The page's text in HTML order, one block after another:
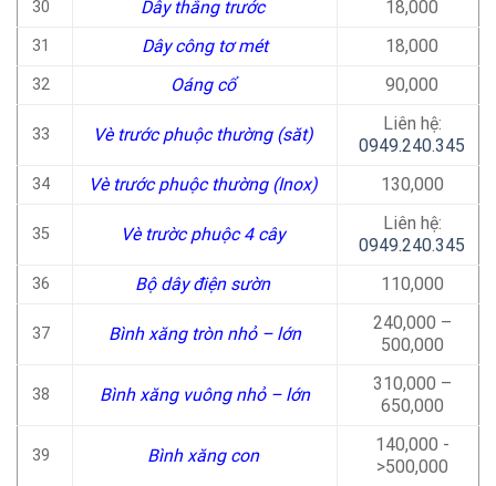
30 Dây thắng trước 18,000
31 Dây công tơ mét 18,000
32 Oáng cổ 90,000
33 Vè trước phuộc thường (săt)
Liên hệ:
0949.240.345
34 Vè trước phuộc thường (Inox) 130,000
35 Vè trườc phuộc 4 cây
Liên hệ:
0949.240.345
36 Bộ dây điện sườn 110,000
37 Bình xăng tròn nhỏ – lớn
240,000 –
500,000
38 Bình xăng vuông nhỏ – lớn
310,000 –
650,000
39 Bình xăng con
140,000 -
>500,000